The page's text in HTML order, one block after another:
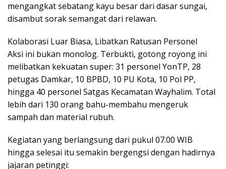
mengangkat sebatang kayu besar dari dasar sungai,
disambut sorak semangat dari relawan.
Kolaborasi Luar Biasa, Libatkan Ratusan Personel
Aksi ini bukan monolog. Terbukti, gotong royong ini
melibatkan kekuatan super: 31 personel YonTP, 28
petugas Damkar, 10 BPBD, 10 PU Kota, 10 Pol PP,
hingga 40 personel Satgas Kecamatan Wayhalim. Total
lebih dari 130 orang bahu-membahu mengeruk
sampah dan material rubuh.
Kegiatan yang berlangsung dari pukul 07.00 WIB
hingga selesai itu semakin bergengsi dengan hadirnya
jajaran petinggi: